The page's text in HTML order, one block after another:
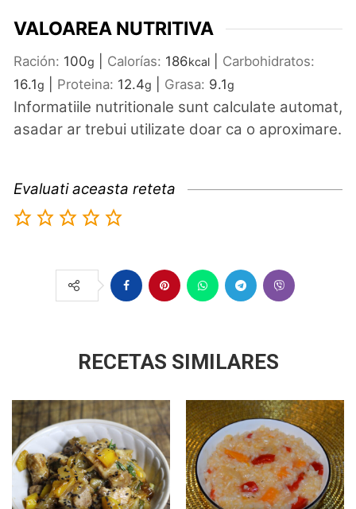
VALOAREA NUTRITIVA
Ración: 100g Calorías: 186kcal
Carbohidratos:
16.1g Proteina: 12.4g Grasa: 9.1g
Informatiile nutritionale sunt calculate automat,
asadar ar trebui utilizate doar ca o aproximare.
Evaluati aceasta reteta
RECETAS SIMILARES